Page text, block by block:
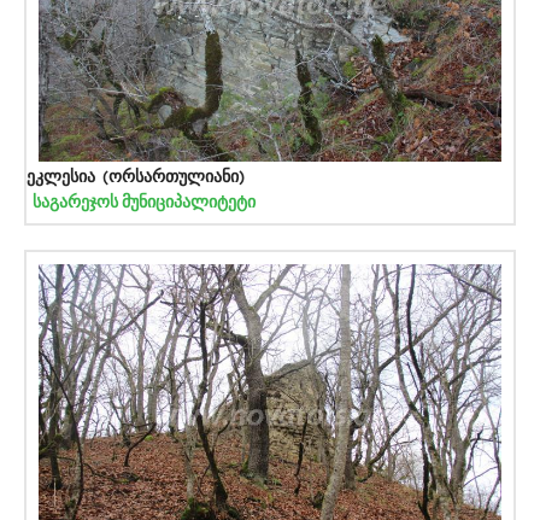
ეკლესია (ორსართულიანი)
საგარეჯოს მუნიციპალიტეტი